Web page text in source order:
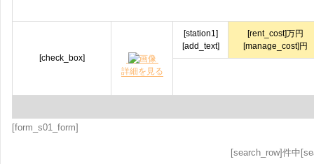
[check_box]
詳細を見る
[station1]
[add_text]
[rent_cost]万円
[manage_cost]円
[form_s01_form]
[search_row]件中